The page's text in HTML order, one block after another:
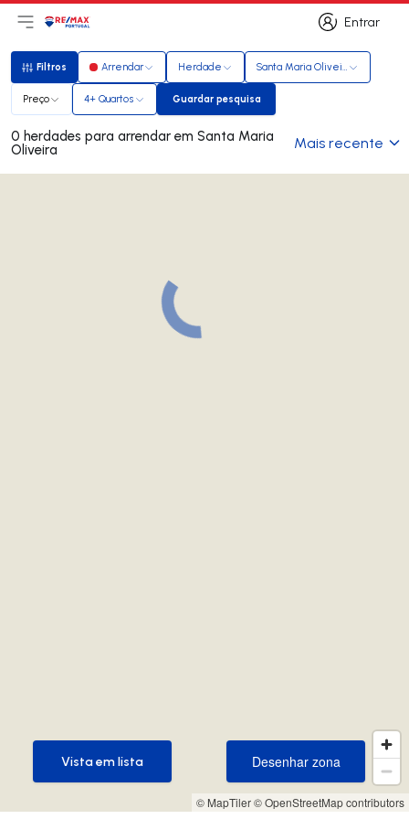
Entrar
Entrar
Abri menu principal
LogoIr para página inicial
Filtros
Filtros Arrendar Herdade Santa Maria Oliveira
Preço 4+ Quartos Guardar pesquisa
Guardar pesquisa
0 herdades para arrendar em Santa Maria
Oliveira Mais recente
© MapTiler© OpenStreetMap contributors
Desenhar zona
Desenhar zona
Vista em lista
Vista em lista